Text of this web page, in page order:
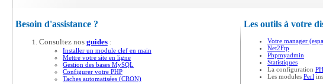
Besoin d'assistance ?
Consultez nos guides :
Installer un module clef en main
Mettre votre site en ligne
Gestion des bases MySQL
Configurer votre PHP
Taches automatisées (CRON)
Les outils à votre
Votre manager
Net2Ftp
Phpmyadmin
Statistiques
La configuration
Les modules Perl